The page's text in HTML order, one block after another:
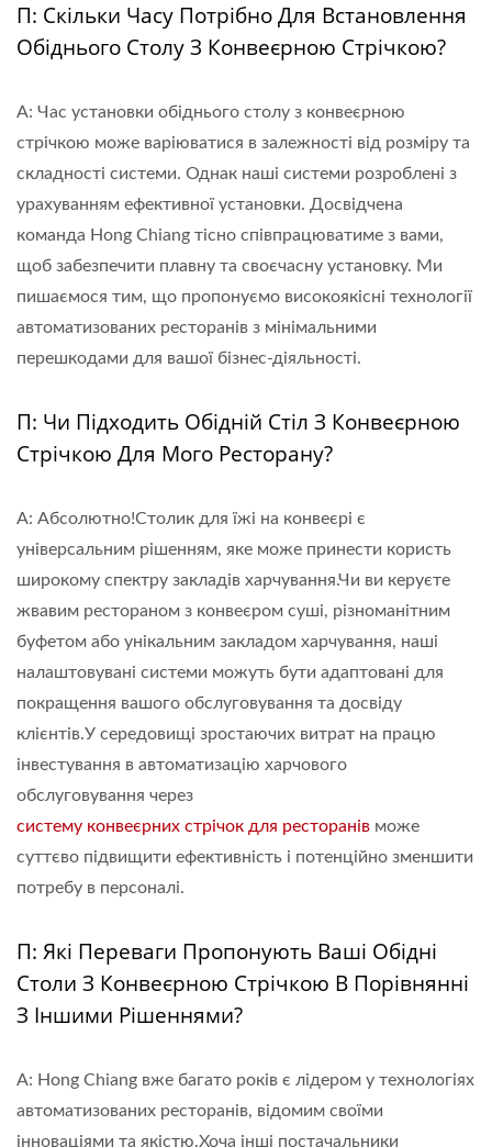
П: Скільки Часу Потрібно Для Встановлення
Обіднього Столу З Конвеєрною Стрічкою?
A: Час установки обіднього столу з конвеєрною
стрічкою може варіюватися в залежності від розміру та
складності системи. Однак наші системи розроблені з
урахуванням ефективної установки. Досвідчена
команда Hong Chiang тісно співпрацюватиме з вами,
щоб забезпечити плавну та своєчасну установку. Ми
пишаємося тим, що пропонуємо високоякісні технології
автоматизованих ресторанів з мінімальними
перешкодами для вашої бізнес-діяльності.
П: Чи Підходить Обідній Стіл З Конвеєрною
Стрічкою Для Мого Ресторану?
A: Абсолютно!Столик для їжі на конвеєрі є
універсальним рішенням, яке може принести користь
широкому спектру закладів харчування.Чи ви керуєте
жвавим рестораном з конвеєром суші, різноманітним
буфетом або унікальним закладом харчування, наші
налаштовувані системи можуть бути адаптовані для
покращення вашого обслуговування та досвіду
клієнтів.У середовищі зростаючих витрат на працю
інвестування в автоматизацію харчового
обслуговування через
систему конвеєрних стрічок для ресторанів може
суттєво підвищити ефективність і потенційно зменшити
потребу в персоналі.
П: Які Переваги Пропонують Ваші Обідні
Столи З Конвеєрною Стрічкою В Порівнянні
З Іншими Рішеннями?
A: Hong Chiang вже багато років є лідером у технологіях
автоматизованих ресторанів, відомим своїми
інноваціями та якістю.Хоча інші постачальники